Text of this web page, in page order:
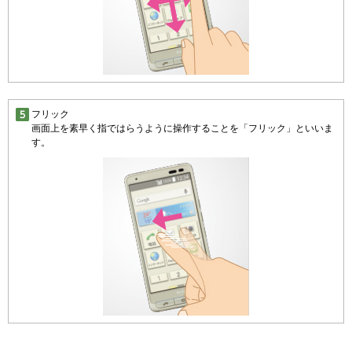
フリック
画面上を素早く指ではらうように操作することを「フリック」といいま
す。